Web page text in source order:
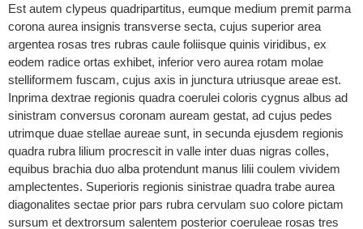
Est autem clypeus quadripartitus, eumque medium premit parma
corona aurea insignis transverse secta, cujus superior area
argentea rosas tres rubras caule foliisque quinis viridibus, ex
eodem radice ortas exhibet, inferior vero aurea rotam molae
stelliformem fuscam, cujus axis in junctura utriusque areae est.
Inprima dextrae regionis quadra coerulei coloris cygnus albus ad
sinistram conversus coronam auream gestat, ad cujus pedes
utrimque duae stellae aureae sunt, in secunda ejusdem regionis
quadra rubra lilium procrescit in valle inter duas nigras colles,
equibus brachia duo alba protendunt manus lilii coulem vividem
amplectentes. Superioris regionis sinistrae quadra trabe aurea
diagonalites sectae prior pars rubra cervulam suo colore pictam
sursum et dextrorsum salentem posterior coeruleae rosas tres